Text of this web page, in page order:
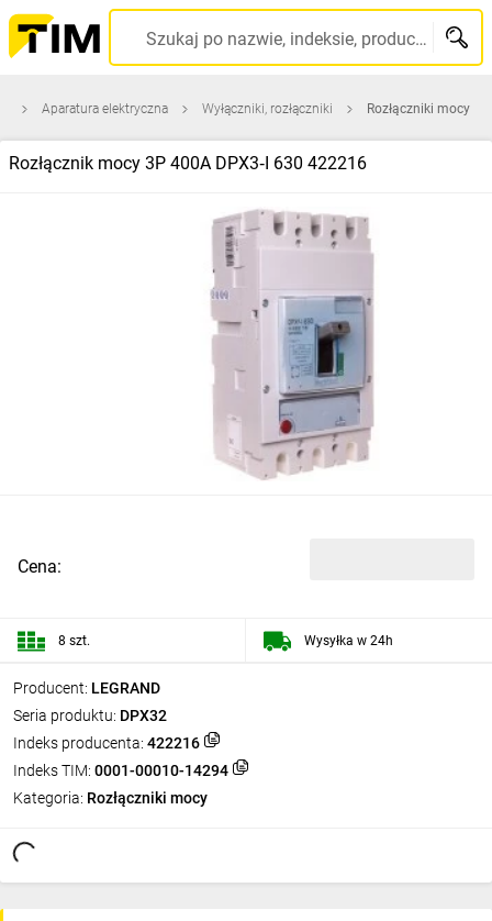
Szukaj po nazwie, indeksie, producencie, kodzie kreskowym...
Aparatura elektryczna Wyłączniki, rozłączniki Rozłączniki mocy
Rozłącznik mocy 3P 400A DPX3‑I 630 422216
Producent: LEGRAND
Seria produktu: DPX32
Indeks producenta: 422216
Indeks TIM: 0001-00010-14294
Kategoria: Rozłączniki mocy
Cena:
8 szt. Wysyłka w 24h